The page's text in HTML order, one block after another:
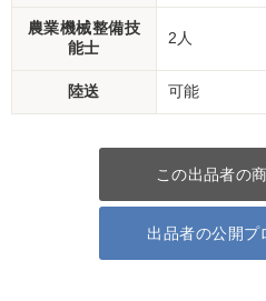
農業機械整備技
能士
2人
陸送 可能
この出品者の
出品者の公開プ